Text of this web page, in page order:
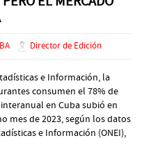
Director de Edición
e Información, la
consumen el 78% de
en Cuba subió en
mes de 2023, según los datos
e Información (ONEI),